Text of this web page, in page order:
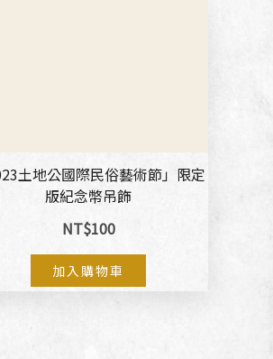
土地公國際民俗藝術節」限定
版紀念幣吊飾
NT$100
加入購物車